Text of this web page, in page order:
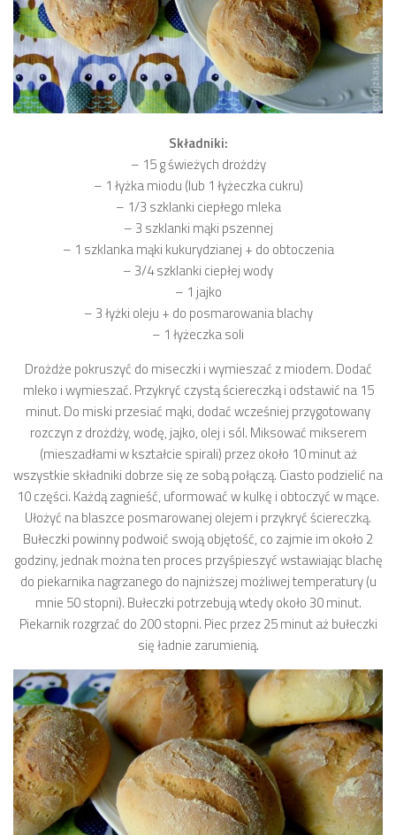
Składniki:
– 15 g świeżych drożdży
– 1 łyżka miodu (lub 1 łyżeczka cukru)
– 1/3 szklanki ciepłego mleka
– 3 szklanki mąki pszennej
– 1 szklanka mąki kukurydzianej + do obtoczenia
– 3/4 szklanki ciepłej wody
– 1 jajko
– 3 łyżki oleju + do posmarowania blachy
– 1 łyżeczka soli
Drożdże pokruszyć do miseczki i wymieszać z miodem. Dodać
mleko i wymieszać. Przykryć czystą ściereczką i odstawić na 15
minut. Do miski przesiać mąki, dodać wcześniej przygotowany
rozczyn z drożdży, wodę, jajko, olej i sól. Miksować mikserem
(mieszadłami w kształcie spirali) przez około 10 minut aż
wszystkie składniki dobrze się ze sobą połączą. Ciasto podzielić na
10 części. Każdą zagnieść, uformować w kulkę i obtoczyć w mące.
Ułożyć na blaszce posmarowanej olejem i przykryć ściereczką.
Bułeczki powinny podwoić swoją objętość, co zajmie im około 2
godziny, jednak można ten proces przyśpieszyć wstawiając blachę
do piekarnika nagrzanego do najniższej możliwej temperatury (u
mnie 50 stopni). Bułeczki potrzebują wtedy około 30 minut.
Piekarnik rozgrzać do 200 stopni. Piec przez 25 minut aż bułeczki
się ładnie zarumienią.